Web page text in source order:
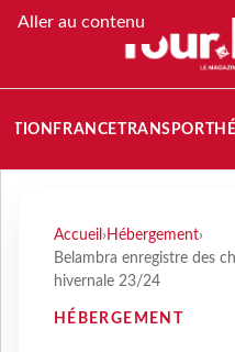
Aller au contenu
FRANCETRANSPORT
Accueil › Hébergement›
Belambra enregistre des
hivernale 23/24
HÉBERGEMENT